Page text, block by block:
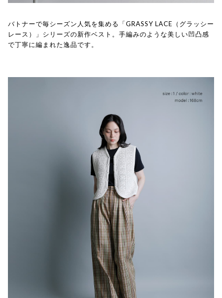
バトナーで毎シーズン人気を集める「GRASSY LACE（グラッシー
レース）」シリーズの新作ベスト。手編みのような美しい凹凸感
で丁寧に編まれた逸品です。